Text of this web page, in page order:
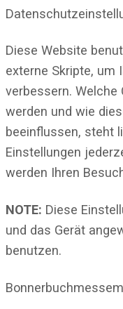
Diese Website
externe Skripte, um
verbessern. Welche
werden und wie
beeinflussen, steht
Einstellungen
werden Ihren
NOTE: Diese
und das Gerät
benutzen.